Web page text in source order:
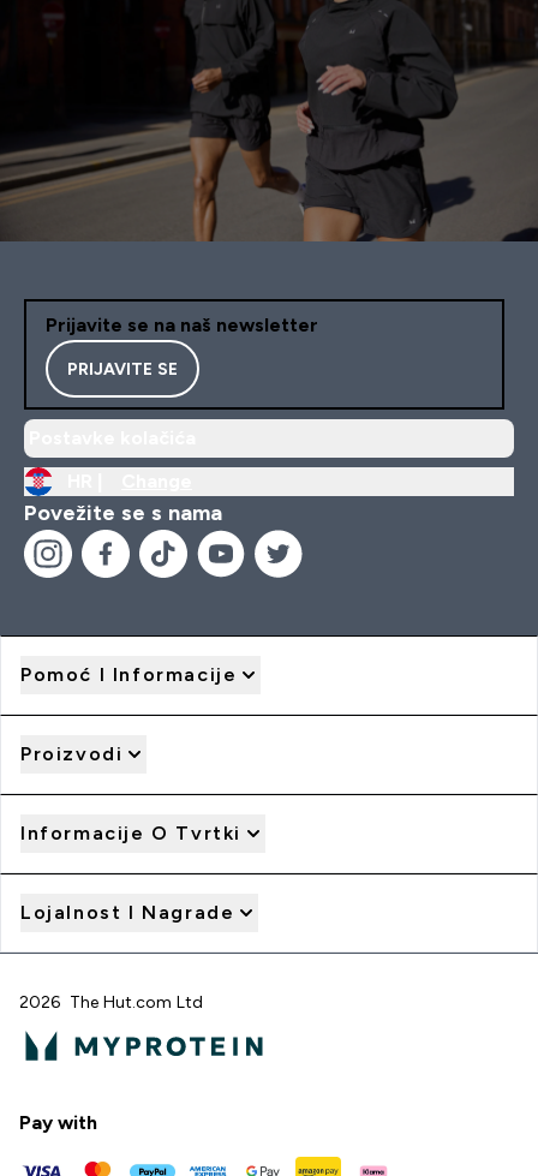
Prijavite se na naš newsletter
PRIJAVITE SE
Povežite se s nama
Pomoć I Informacije
Proizvodi
Informacije O Tvrtki
Lojalnost I Nagrade
2026 The Hut.com Ltd
Pay with